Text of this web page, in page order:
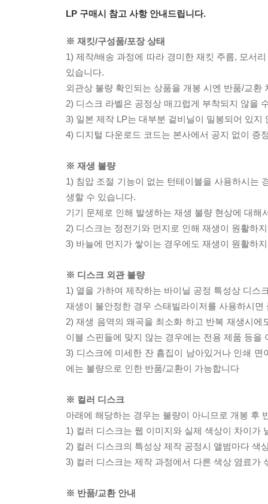
LP 구매시 참고 사항 안내드립니다.
※ 재킷/구성품/포장 상태
1) 제작/배송 과정에 따라 경미한 재킷 주름, 모서
있습니다.
외관상 불량 확인되는 상품을 개봉 시엔 반품/교환
2) 디스크 라벨은 공정상 매끄럽게 부착되지 않을
3) 일본 제작 LP는 대부분 겉비닐이 밀봉되어 있지
4) 디지털 다운로드 코드는 본사에서 공지 없이 증
※ 재생 불량
1) 침압 조절 기능이 없는 턴테이블을 사용하시는
생할 수 있습니다.
기기 문제로 인해 발생하는 재생 불량 현상에 대
2) 디스크는 정전기와 먼지로 인해 재생이 원활하
3) 바늘에 먼지가 쌓이는 경우에도 재생이 원활하
※ 디스크 외관 불량
1) 열을 가하여 제작하는 바이닐 공정 특성상 디스
재생이 불안정한 경우 스태빌라이저를 사용하시
2) 재생 음역의 왜곡을 최소화 하고 반복 재생시
이블 스핀들에 맞지 않는 경우에는 전용 제품 등
3) 디스크에 미세한 잔 흠집이 남아있거나 인쇄
에는 불량으로 인한 반품/교환이 가능합니다
※ 컬러 디스크
아래에 해당하는 경우는 불량이 아니므로 개봉 후
1) 컬러 디스크는 웹 이미지와 실제 색상이 차이가
2) 컬러 디스크의 특성상 제작 공정시 앨범마다 색
3) 컬러 디스크는 제작 과정에서 다른 색상 염료가
※ 반품/교환 안내